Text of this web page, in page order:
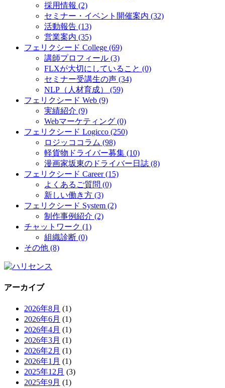
採用情報 (2)
セミナー・イベント開催案内 (32)
活動報告 (13)
営業案内 (35)
フェリクシード College (69)
講師プロフィール (3)
FLXが大切にしていること (0)
セミナー受講生の声 (34)
NLP（人材育成） (59)
フェリクシード Web (9)
実績紹介 (9)
Webマーケティング (0)
フェリクシード Logicco (250)
ロジッココラム (98)
軽貨物ドライバー募集 (10)
漫画家坂東のドライバー日誌 (8)
フェリクシード Career (15)
よくあるご質問 (0)
新しい働き方 (3)
フェリクシード System (2)
制作事例紹介 (2)
チャットワーク (1)
組織診断 (0)
その他 (8)
アーカイブ
2026年8月 (1)
2026年6月 (1)
2026年4月 (1)
2026年3月 (1)
2026年2月 (1)
2026年1月 (1)
2025年12月 (3)
2025年9月 (1)